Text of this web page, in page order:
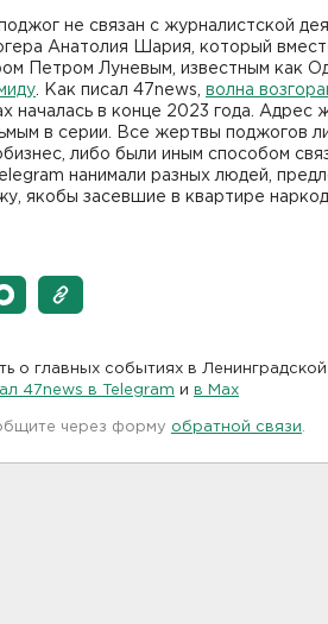
не связан с журналистской
Анатолия Шария, который
Петром Луневым, известным как
. Как писал 47news, волна
началась в конце 2023 года. Адрес
в серии. Все жертвы поджогов
либо были иным способом
нанимали разных людей,
якобы засевшие в квартире
о главных событиях в
47news в Telegram и в Maх
через форму обратной связи